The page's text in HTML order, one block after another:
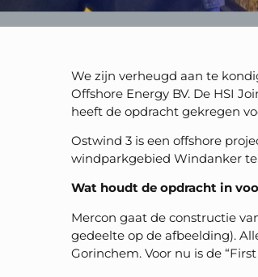
We zijn verheugd aan te
Offshore Energy BV. De HSI
heeft de opdracht gekregen
Ostwind 3 is een offshore
windparkgebied Windanker
Wat houdt de opdracht in
Mercon gaat de constructie
gedeelte op de afbeelding).
Gorinchem. Voor nu is de